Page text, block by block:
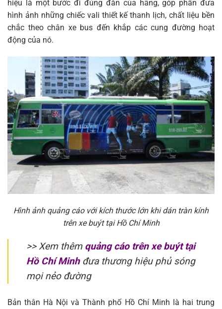
hiệu là một bước đi đúng đắn của hãng, góp phần đưa
hình ảnh những chiếc vali thiết kế thanh lịch, chất liệu bền
chắc theo chân xe bus đến khắp các cung đường hoạt
động của nó.
Hình ảnh quảng cáo với kích thước lớn khi dán tràn kính
trên xe buýt tại Hồ Chí Minh
>> Xem thêm quảng cáo trên xe buýt tại
Hồ Chí Minhđưa thương hiệu phủ sóng
mọi nẻo đường
Bản thân Hà Nội và Thành phố Hồ Chí Minh là hai trung